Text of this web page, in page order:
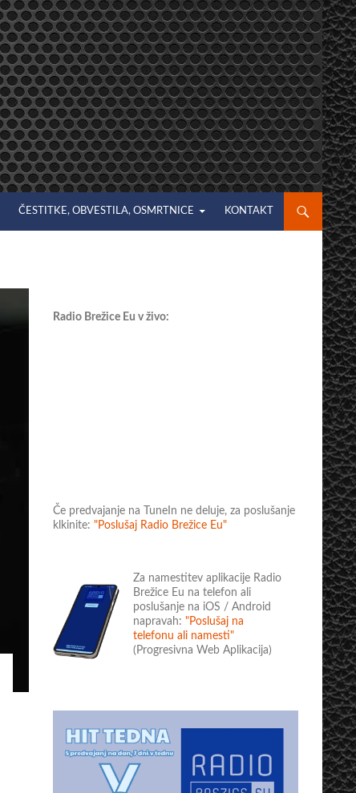
ČESTITKE, OBVESTILA, OSMRTNICE KONTAKT
Radio Brežice Eu v živo:
Če predvajanje na TuneIn ne deluje, za poslušanje
klkinite: "Poslušaj Radio Brežice Eu"
Za namestitev aplikacije Radio
Brežice Eu na telefon ali
poslušanje na iOS / Android
napravah: "Poslušaj na
telefonu ali namesti"
(Progresivna Web Aplikacija)